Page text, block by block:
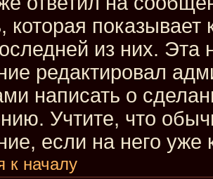
которая показывает
из них. Эта
редактировал
написать о
Учтите, что
если на него уже
к началу